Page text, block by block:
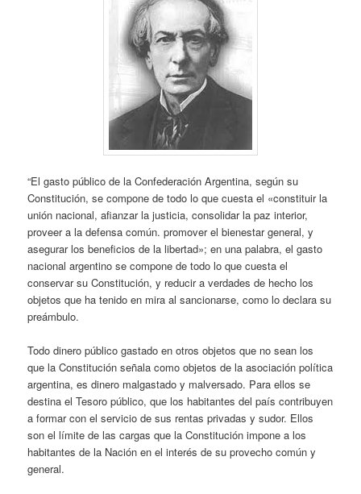
“El gasto público de la Confederación Argentina, según su
Constitución, se compone de todo lo que cuesta el «constituir la
unión nacional, afianzar la justicia, consolidar la paz interior,
proveer a la defensa común. promover el bienestar general, y
asegurar los beneficios de la libertad»; en una palabra, el gasto
nacional argentino se compone de todo lo que cuesta el
conservar su Constitución, y reducir a verdades de hecho los
objetos que ha tenido en mira al sancionarse, como lo declara su
preámbulo.
Todo dinero público gastado en otros objetos que no sean los
que la Constitución señala como objetos de la asociación política
argentina, es dinero malgastado y malversado. Para ellos se
destina el Tesoro público, que los habitantes del país contribuyen
a formar con el servicio de sus rentas privadas y sudor. Ellos
son el límite de las cargas que la Constitución impone a los
habitantes de la Nación en el interés de su provecho común y
general.